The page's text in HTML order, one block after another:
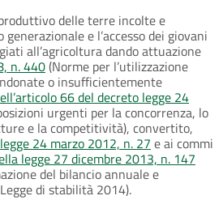
delle terre incolte e
e l’accesso dei giovani
all’agricoltura dando attuazione
n. 440(Norme per l’utilizzazione
o insufficientemente
66 del decreto legge 24
urgenti per la concorrenza, lo
e la competitività), convertito,
legge 24 marzo 2012, n. 27 e ai commi
legge 27 dicembre 2013, n. 147
del bilancio annuale e
di stabilità 2014).